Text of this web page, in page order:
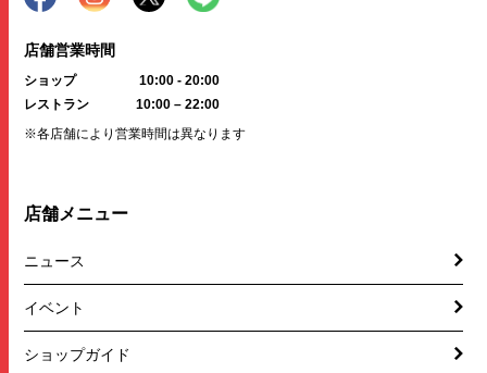
店舗営業時間
ショップ
10:00 - 20:00
レストラン
10:00 – 22:00
※各店舗により営業時間は異なります
店舗メニュー
ニュース
イベント
ショップガイド